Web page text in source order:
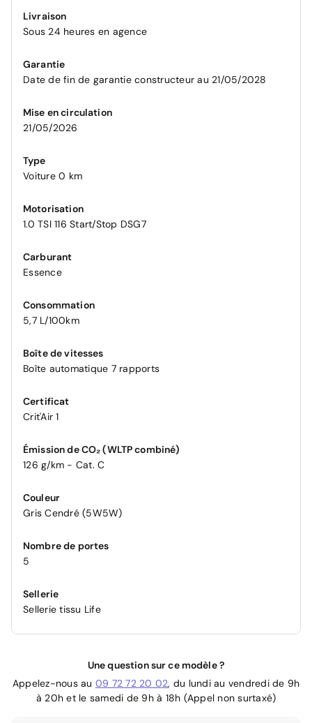
Livraison
Sous 24 heures en agence
Garantie
Date de fin de garantie constructeur au 21/05/2028
Mise en circulation
21/05/2026
Type
Voiture 0 km
Motorisation
1.0 TSI 116 Start/Stop DSG7
Carburant
Essence
Consommation
5,7 L/100km
Boîte de vitesses
Boîte automatique 7 rapports
Certificat
Crit'Air 1
Émission de CO₂ (WLTP combiné)
126 g/km - Cat. C
Couleur
Gris Cendré (5W5W)
Nombre de portes
5
Sellerie
Sellerie tissu Life
Une question sur ce modèle ?
Appelez-nous au 09 72 72 20 02, du lundi au vendredi de 9h
à 20h et le samedi de 9h à 18h (Appel non surtaxé)